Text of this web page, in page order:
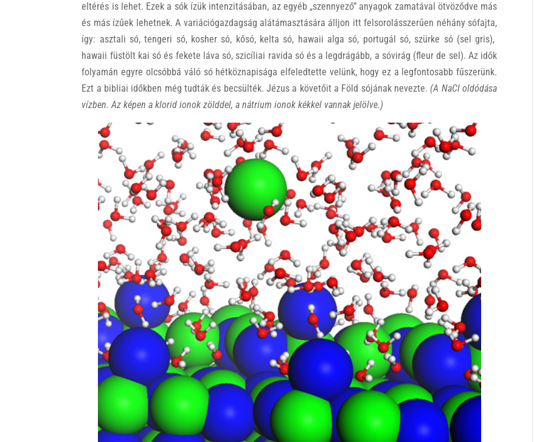
eltérés is lehet. Ezek a sók ízük intenzitásában, az egyéb „szennyező” anyagok zamatával ötvöződve más
és más ízűek lehetnek. A variációgazdagság alátámasztására álljon itt felsorolásszerűen néhány sófajta,
így: asztali só, tengeri só, kosher só, kősó, kelta só, hawaii alga só, portugál só, szürke só (sel gris),
hawaii füstölt kai só és fekete láva só, szicíliai ravida só és a legdrágább, a sóvirág (fleur de sel). Az idők
folyamán egyre olcsóbbá váló só hétköznapisága elfeledtette velünk, hogy ez a legfontosabb fűszerünk.
Ezt a bibliai időkben még tudták és becsülték. Jézus a követőit a Föld sójának nevezte. (A NaCl oldódása
vízben. Az képen a klorid ionok zölddel, a nátrium ionok kékkel vannak jelölve.)